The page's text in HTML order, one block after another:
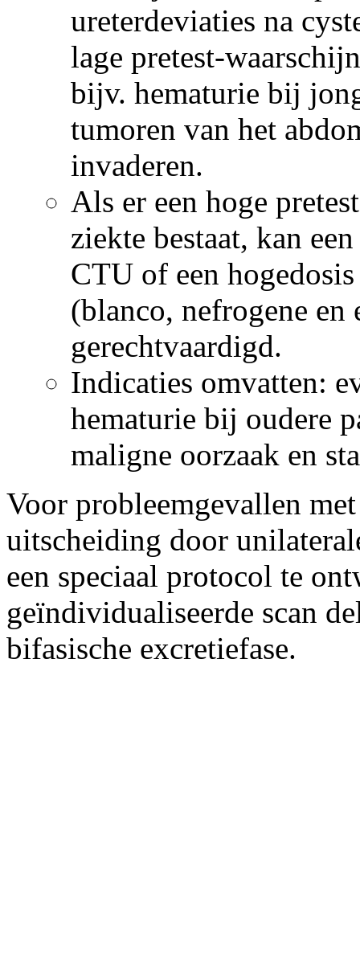
ureterdeviaties na
lage pretest-
bijv. hematurie bij
tumoren van het
invaderen.
Als er een hoge
ziekte bestaat, kan
CTU of een
(blanco, nefrogene en
gerechtvaardigd.
Indicaties omvatten:
hematurie bij oudere
maligne oorzaak en
Voor probleemgevallen
uitscheiding door
een speciaal protocol te
geïndividualiseerde scan
bifasische excretiefase.